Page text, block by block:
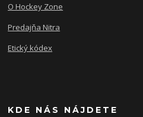
O Hockey Zone
Predajňa Nitra
Etický kódex
KDE NÁS NÁJDETE